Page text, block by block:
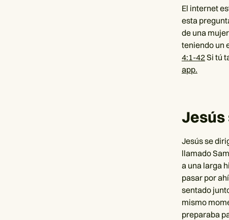
El internet
esta
de una
teniendo un
4:1-42 Si tú
app.
Jesús
Jesús se
llamado
a una larga
pasar por
sentado
mismo
preparaba